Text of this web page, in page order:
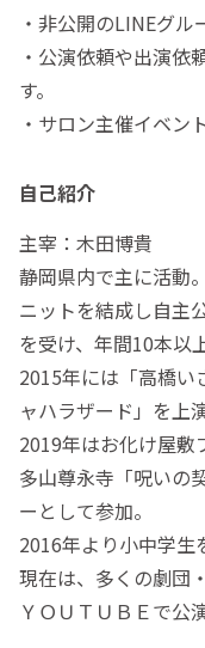
・非公開のLINEグル
・公演依頼や出演依
す。
・サロン主催イベン
自己紹介
主宰：木田博貴
静岡県内で主に活動
ニットを結成し自主
を受け、年間10本以
2015年には「高橋い
ャハラザード」を上
2019年はお化け屋敷
多山尊永寺「呪いの
ーとして参加。
2016年より小中学生
現在は、多くの劇団
ＹＯＵＴＵＢＥで公